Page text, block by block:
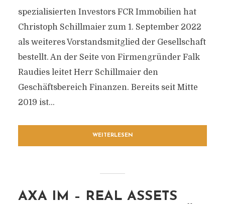
spezialisierten Investors FCR Immobilien hat
Christoph Schillmaier zum 1. September 2022
als weiteres Vorstandsmitglied der Gesellschaft
bestellt. An der Seite von Firmengründer Falk
Raudies leitet Herr Schillmaier den
Geschäftsbereich Finanzen. Bereits seit Mitte
2019 ist...
WEITERLESEN
AXA IM – REAL ASSETS